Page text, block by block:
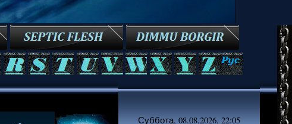
Суббота, 08.08.2026, 22:05